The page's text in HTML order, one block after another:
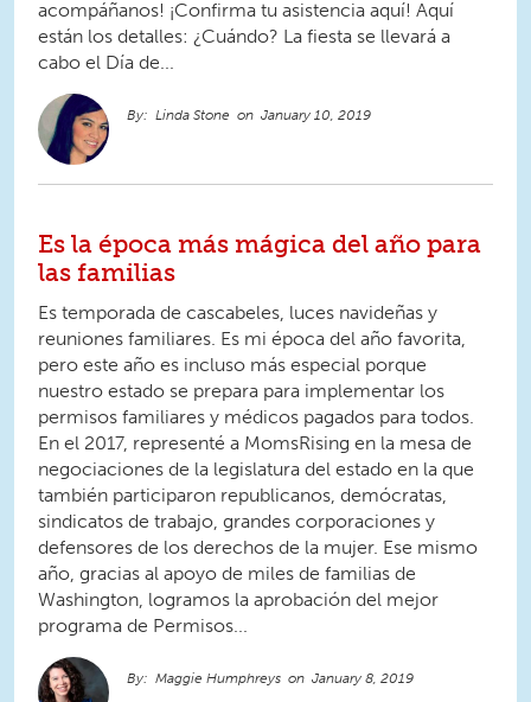
acompáñanos! ¡Confirma tu asistencia aquí! Aquí
están los detalles: ¿Cuándo? La fiesta se llevará a
cabo el Día de...
Linda Stone January 10, 2019
Es la época más mágica del año para
las familias
Es temporada de cascabeles, luces navideñas y
reuniones familiares. Es mi época del año favorita,
pero este año es incluso más especial porque
nuestro estado se prepara para implementar los
permisos familiares y médicos pagados para todos.
En el 2017, representé a MomsRising en la mesa de
negociaciones de la legislatura del estado en la que
también participaron republicanos, demócratas,
sindicatos de trabajo, grandes corporaciones y
defensores de los derechos de la mujer. Ese mismo
año, gracias al apoyo de miles de familias de
Washington, logramos la aprobación del mejor
programa de Permisos...
Maggie Humphreys January 8, 2019